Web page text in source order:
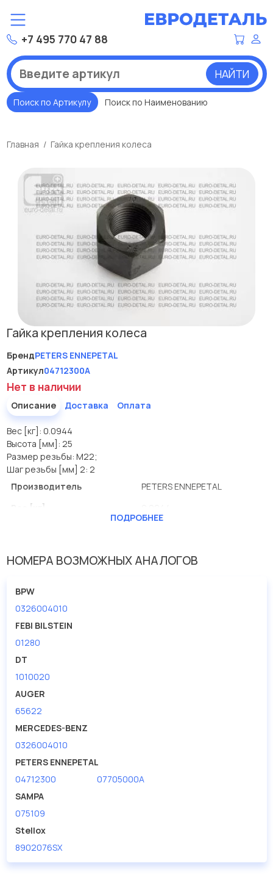
+7 495 770 47 88
НАЙТИ
Поиск по Артикулу Поиск по Наименованию
Главная Гайка крепления колеса
Гайка крепления колеса
БрендPETERS ENNEPETAL
Артикул04712300A
Нет в наличии
Описание Доставка Оплата
Вес [кг]: 0.0944
Высота [мм]: 25
Размер резьбы: M22;
Шаг резьбы [мм] 2: 2
Производитель
PETERS ENNEPETAL
Вес [кг]
ПОДРОБНЕЕ
НОМЕРА ВОЗМОЖНЫХ АНАЛОГОВ
BPW
0326004010
FEBI BILSTEIN
01280
DT
1010020
AUGER
65622
MERCEDES-BENZ
0326004010
PETERS ENNEPETAL
04712300
07705000A
SAMPA
075109
Stellox
8902076SX